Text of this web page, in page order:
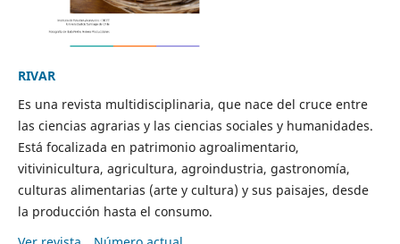
RIVAR
Es una revista multidisciplinaria, que nace del cruce entre
las ciencias agrarias y las ciencias sociales y humanidades.
Está focalizada en patrimonio agroalimentario,
vitivinicultura, agricultura, agroindustria, gastronomía,
culturas alimentarias (arte y cultura) y sus paisajes, desde
la producción hasta el consumo.